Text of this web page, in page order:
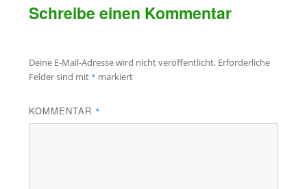
Schreibe einen Kommentar
Deine E-Mail-Adresse wird nicht veröffentlicht. Erforderliche
Felder sind mit * markiert
KOMMENTAR *